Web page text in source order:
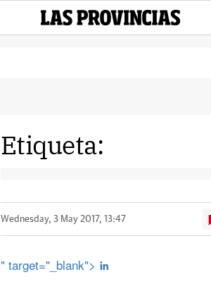
Etiqueta:
Wednesday, 3 May 2017, 13:47
" target="_blank">